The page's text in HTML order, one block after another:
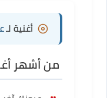
أغنية لـ
من أشهر